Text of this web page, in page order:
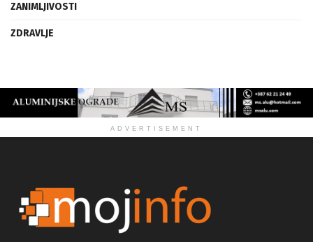
ZANIMLJIVOSTI
ZDRAVLJE
ADVERTISEMENT